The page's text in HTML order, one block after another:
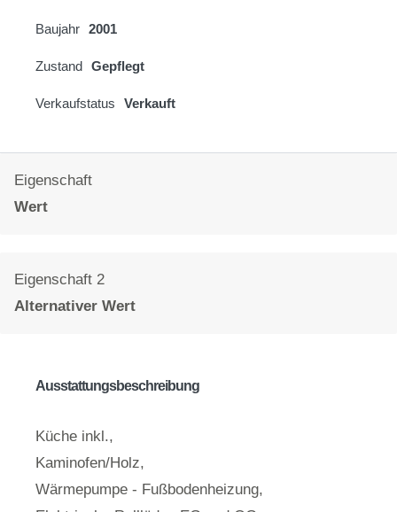
Baujahr 2001
Zustand Gepflegt
Verkaufstatus Verkauft
Eigenschaft
Wert
Eigenschaft 2
Alternativer Wert
Ausstattungsbeschreibung
Küche inkl.,
Kaminofen/Holz,
Wärmepumpe - Fußbodenheizung,